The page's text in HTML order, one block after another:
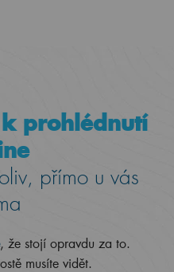
prohlédnutí
přímo u vás
, že stojí opravdu za to.
musíte vidět.